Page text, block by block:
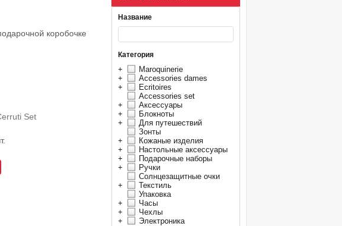
Название
Категория
+
Maroquinerie
+
Accessories dames
+
Ecritoires
Accessories set
+
Аксессуары
+
Блокноты
+
Для путешествий
Зонты
+
Кожаные изделия
+
Настольные аксессуары
+
Подарочные наборы
+
Ручки
Солнцезащитные очки
+
Текстиль
Упаковка
+
Часы
+
Чехлы
+
Электроника
коробочке
Set